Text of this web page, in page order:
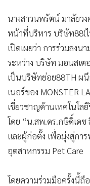
นางสาวนพรัตน์ มาลัยว
หน้าที่บริหาร บริษัท88(
เปิดเผยว่า การร่วมลง
ระหว่าง บริษัท มอนสเต
เป็นบริษัทย่อย88TH ผ
เนอร์ของ MONSTER
เชี่ยวชาญด้านเทคโนโล
โดย “น.สพ.ดร.กษิดิ์เดช
และผู้ก่อตั้ง เพื่อมุ่งสู่กา
อุตสาหกรรม Pet Care
โดยความร่วมมือครั้งนี้ถื